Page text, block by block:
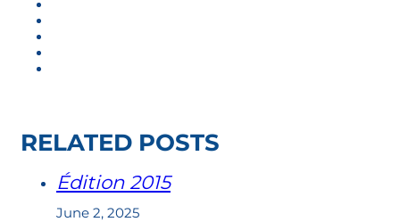
RELATED POSTS
Édition 2015
June 2, 2025